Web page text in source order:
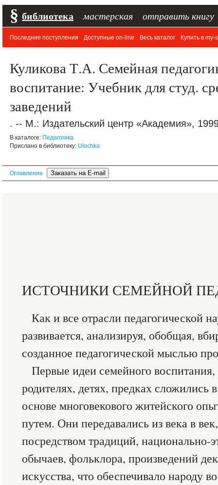
§ библиотека мастерская отправить книгу
Последние поступления Доступные on-line Весь каталог Купить в my-
Куликова Т.А. Семейная
воспитание: Учебник для студ.
заведений
. -- М.: Издательский центр «Академия»,
В каталоге: Педагогика
Прислано в библиотеку: Ulochka
Оглавление
ИСТОЧНИКИ СЕМЕЙНОЙ
Как и все отрасли педагогической
развивается, анализируя, обобщая,
созданное педагогической мыслью
Первые идеи семейного
родителях, детях, предках сложились
основе многовекового житейского
путем. Они передавались из века в
посредством традиций, национально-
обычаев, фольклора, произведений
искусства, что обеспечивало народу